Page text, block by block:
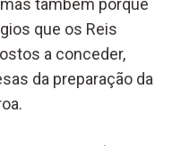
que os Reis
a conceder,
da preparação da